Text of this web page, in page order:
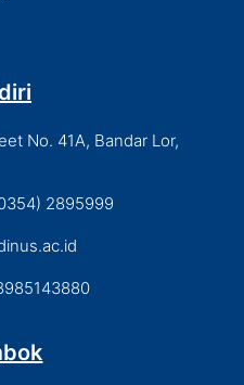
No. 41A, Bandar Lor,
2895999